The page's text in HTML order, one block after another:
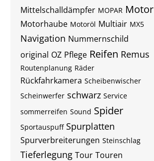
Mittelschalldämpfer MOPAR Motor
Motorhaube Motoröl Multiair MX5
Navigation Nummernschild
original OZ Pflege Reifen Remus
Routenplanung Räder
Rückfahrkamera Scheibenwischer
Scheinwerfer schwarz Service
sommerreifen Sound Spider
Sportauspuff Spurplatten
Spurverbreiterungen Steinschlag
Tieferlegung Tour Touren